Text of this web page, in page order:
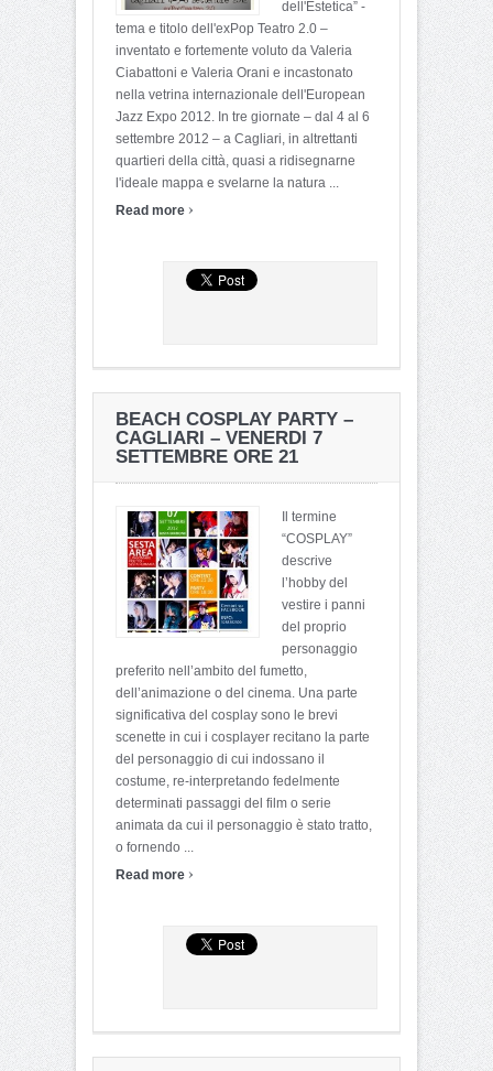
dell'Estetica” -
tema e titolo dell'exPop Teatro 2.0 –
inventato e fortemente voluto da Valeria
Ciabattoni e Valeria Orani e incastonato
nella vetrina internazionale dell'European
Jazz Expo 2012. In tre giornate – dal 4 al 6
settembre 2012 – a Cagliari, in altrettanti
quartieri della città, quasi a ridisegnarne
l'ideale mappa e svelarne la natura ...
Read more ›
BEACH COSPLAY PARTY –
CAGLIARI – VENERDI 7
SETTEMBRE ORE 21
Il termine
“COSPLAY”
descrive
l’hobby del
vestire i panni
del proprio
personaggio
preferito nell’ambito del fumetto,
dell’animazione o del cinema. Una parte
significativa del cosplay sono le brevi
scenette in cui i cosplayer recitano la parte
del personaggio di cui indossano il
costume, re-interpretando fedelmente
determinati passaggi del film o serie
animata da cui il personaggio è stato tratto,
o fornendo ...
Read more ›